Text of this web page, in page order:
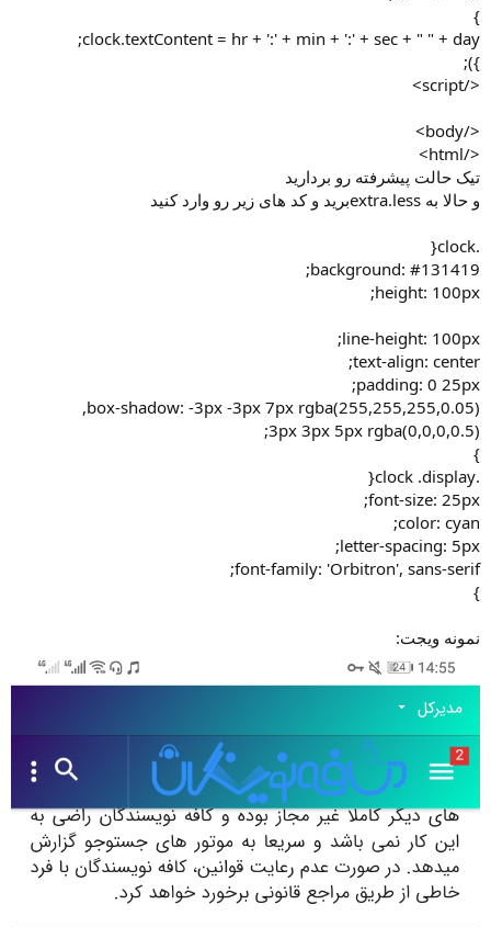
}
clock.textContent = hr + ':' + min + ':' + sec + " " + day;
});
</script>
</body>
</html>
تیک حالت پیشرفته رو بردارید
و حالا به extra.lessبرید و کد های زیر رو وارد کنید
.clock{
background: #131419;
height: 100px;
line-height: 100px;
text-align: center;
padding: 0 25px;
box-shadow: -3px -3px 7px rgba(255,255,255,0.05),
3px 3px 5px rgba(0,0,0,0.5);
}
.clock .display{
font-size: 25px;
color: cyan;
letter-spacing: 5px;
font-family: 'Orbitron', sans-serif;
}
نمونه ویجت: